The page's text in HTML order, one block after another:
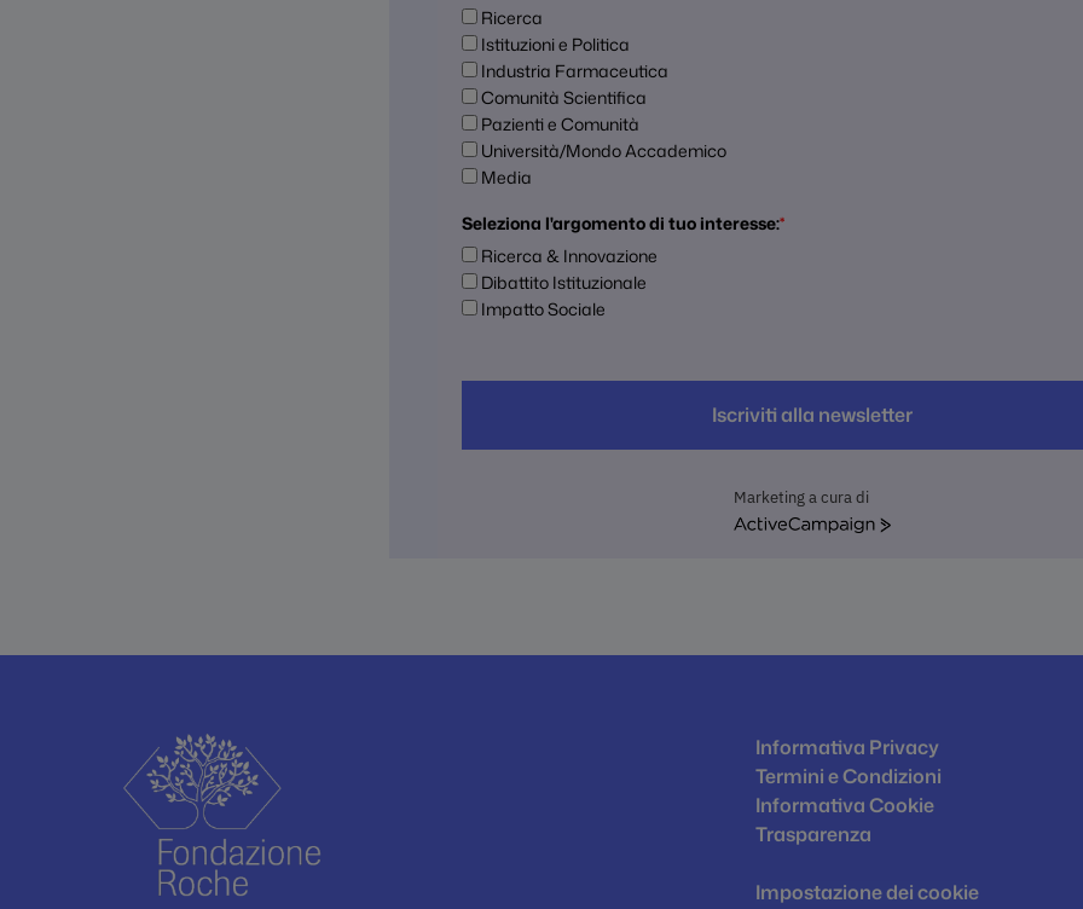
Ricerca
Istituzioni e Politica
Industria Farmaceutica
Comunità Scientifica
Pazienti e Comunità
Università/Mondo Accademico
Media
Seleziona l'argomento di tuo interesse:*
Ricerca & Innovazione
Dibattito Istituzionale
Impatto Sociale
Iscriviti alla newsletter
Marketing a cura di
ActiveCampaign
Informativa Privacy
Termini e Condizioni
Informativa Cookie
Trasparenza
Impostazione dei cookie